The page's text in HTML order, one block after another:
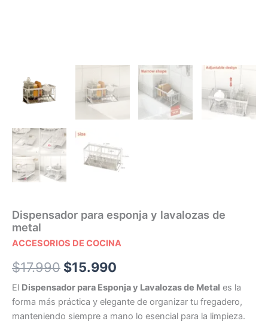
Dispensador para esponja y lavalozas de
metal
ACCESORIOS DE COCINA
$17.990 $15.990
El Dispensador para Esponja y Lavalozas de Metal es la
forma más práctica y elegante de organizar tu fregadero,
manteniendo siempre a mano lo esencial para la limpieza.